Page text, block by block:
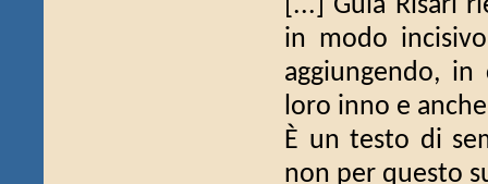
[...] Guia Risari
in modo
aggiungendo,
loro inno e
È un testo di
non per questo